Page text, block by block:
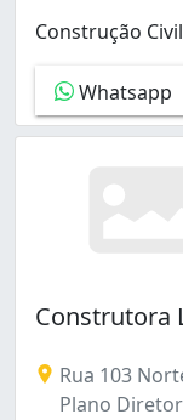
Construção
Whatsapp
Construtora
Rua 103
Plano